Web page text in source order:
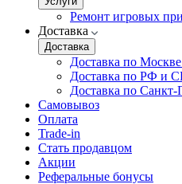
Ремонт игровых
Доставка
Доставка
Доставка по
Доставка по РФ и
Доставка по Санкт-
Самовывоз
Оплата
Trade-in
Стать продавцом
Акции
Реферальные бонусы